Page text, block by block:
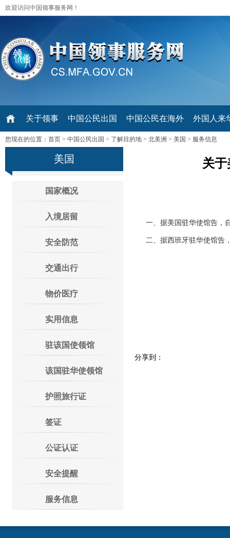
欢迎访问中国领事服务网！
关于领事 中国公民出国 中国公民在海外 外国人来
您现在的位置： 首页 > 中国公民出国 > 了解目的地 > 北美洲 > 美国 > 服务信息
美国
国家概况
入境居留
安全防范
交通出行
物价医疗
实用信息
驻该国使领馆
该国驻华使领馆
护照旅行证
签证
公证认证
安全提醒
服务信息
关
一、据美国驻华使馆告，自
二、据西班牙驻华使馆告，
分享到：